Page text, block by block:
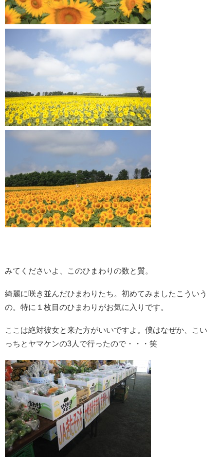
みてくださいよ、このひまわりの数と質。
綺麗に咲き並んだひまわりたち。初めてみましたこういう
の。特に１枚目のひまわりがお気に入りです。
ここは絶対彼女と来た方がいいですよ。僕はなぜか、こい
っちとヤマケンの3人で行ったので・・・笑